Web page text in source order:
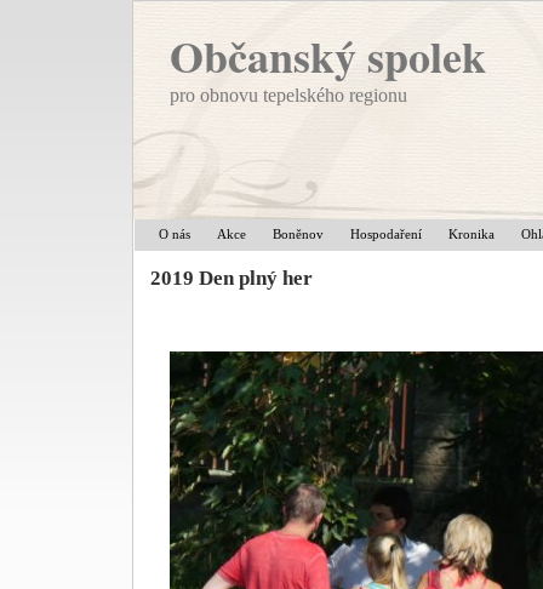
Občanský spolek
pro obnovu tepelského regionu
O nás Akce Boněnov Hospodaření Kronika
2019 Den plný her